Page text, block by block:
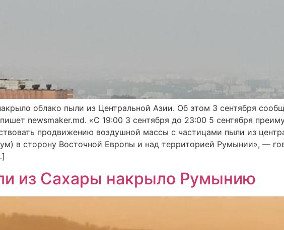
облако пыли из Центральной Азии. Об этом 3 сентября
newsmaker.md. «С 19:00 3 сентября до 23:00 5 сентября
продвижению воздушной массы с частицами пыли из
в сторону Восточной Европы и над территорией Румынии», —
из Сахары накрыло Румынию